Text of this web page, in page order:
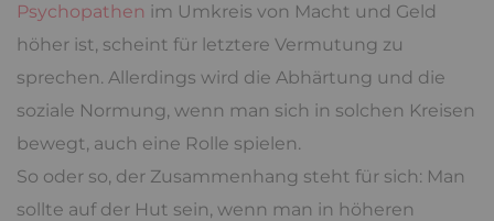
Psychopathen im Umkreis von Macht und Geld
höher ist, scheint für letztere Vermutung zu
sprechen. Allerdings wird die Abhärtung und die
soziale Normung, wenn man sich in solchen Kreisen
bewegt, auch eine Rolle spielen.
So oder so, der Zusammenhang steht für sich: Man
sollte auf der Hut sein, wenn man in höheren